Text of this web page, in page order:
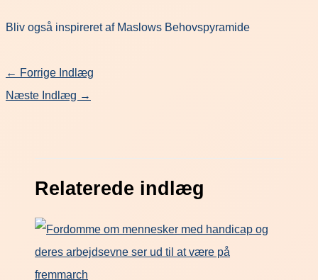
Bliv også inspireret af Maslows Behovspyramide
← Forrige Indlæg
Næste Indlæg →
Relaterede indlæg